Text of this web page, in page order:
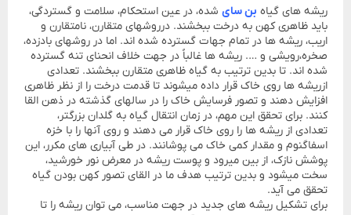
ریشه های گیاه بن سای شده، در عین استحکام، سلامت و گستردگی،
باید ظاهری کهن به درخت ببخشند. درروشهای متقارن، نامتقارن و
اریب، ریشه ها در تمام جهات گسترده شده اند. اما در روشهای بادزده،
صخره،رویشی و …. ریشه ها غالباً در جهت خلاف انحنای تنه گسترده
شده اند. تا بدین ترتیب به گیاه ظاهری متقارن ببخشند. تعدادی
ازریشه ها روی خاک قرار داده میشوند تا قدمت درخت را از نظر ظاهری
افزایش دهند و تصور فرسایش خاک را در سالهای گذشته در ذهن القا
کنند. برای تحقق این مهم، در زمان انتقال گیاه به گلدان بزرگتر،
تعدادی از ریشه ها را روی خاک قرار می دهند و روی آنها را با خزه
اسفاگنوم و مقدار کمی خاک می پوشانند. در طی آبیاری های مکرر، این
پوشش نازک، از بین میرود و پوست ریشه در معرض نور خورشید،
سخت میشود و بدین ترتیب هدف ما در القای تصور کهن بودن گیاه
تحقق می آید.
برای تشکیل ریشه های جدید در جهت مناسب، می توان ریشه را تا